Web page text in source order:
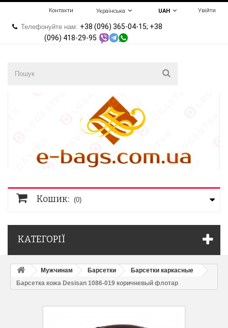
Увійти
UAH
Українська
Контакти
Телефонуйте нам: +38 (096) 365-04-15; +38
(096) 418-29-95
Кошик: (0)
КАТЕГОРІЇ
Мужчинам Барсетки
Барсетки каркасные
Барсетка кожа Desisan 1086-019 коричневый флотар